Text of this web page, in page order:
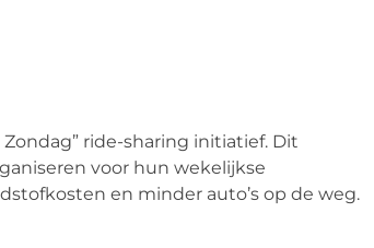
ride-sharing initiatief. Dit
voor hun wekelijkse
en minder auto’s op de weg.